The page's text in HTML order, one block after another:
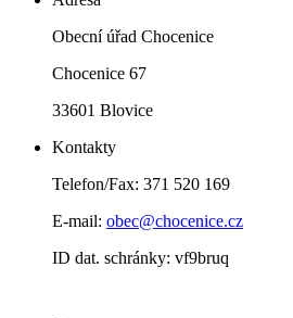
Obecní úřad Chocenice
Chocenice 67
33601 Blovice
Kontakty
Telefon/Fax: 371 520 169
E-mail: obec@chocenice.cz
ID dat. schránky: vf9bruq